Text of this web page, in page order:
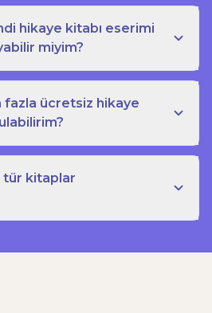
hikaye kitabı eserimi
miyim?
fazla ücretsiz hikaye
tür kitaplar